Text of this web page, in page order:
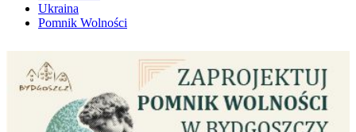
Ukraina
Pomnik Wolności